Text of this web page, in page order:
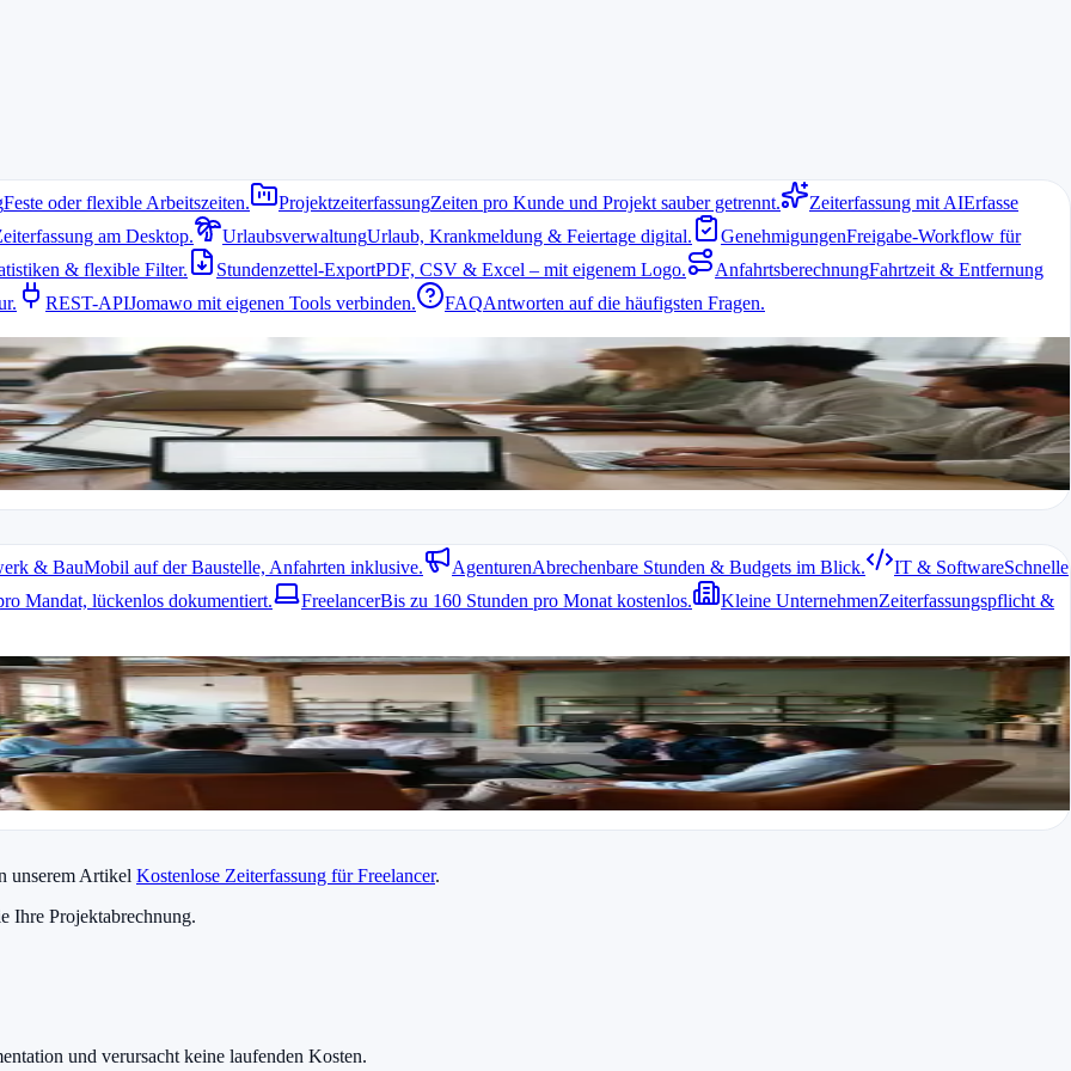
Feste oder flexible Arbeitszeiten. ProjektzeiterfassungZeiten pro Kunde und Projekt sauber getrennt. Zeiterfassung mit AIErfasse
am Desktop. UrlaubsverwaltungUrlaub, Krankmeldung & Feiertage digital. GenehmigungenFreigabe-Workflow für
& flexible Filter. Stundenzettel-ExportPDF, CSV & Excel – mit eigenem Logo. AnfahrtsberechnungFahrtzeit & Entfernung
REST-APIJomawo mit eigenen Tools verbinden. FAQAntworten auf die häufigsten Fragen.
& BauMobil auf der Baustelle, Anfahrten inklusive. AgenturenAbrechenbare Stunden & Budgets im Blick. IT & SoftwareSchnelle
Mandat, lückenlos dokumentiert. FreelancerBis zu 160 Stunden pro Monat kostenlos. Kleine UnternehmenZeiterfassungspflicht &
Eine zuverlässige Zeiterfassung hilft dabei, Stunden genau zu dokumentieren und Rechnungen korrekt zu erstellen.
Sie ermöglichen eine schnelle Erfassung von Arbeitszeiten, Projektzuordnung und einfache Exporte für die Abrechnung.
verbinden. Das spart zusätzliche Arbeit und reduziert Fehler.
. Dort finden Sie weitere hilfreiche Hinweise.
unserem Artikel Kostenlose Zeiterfassung für Freelancer.
Ihre Projektabrechnung.
und verursacht keine laufenden Kosten.